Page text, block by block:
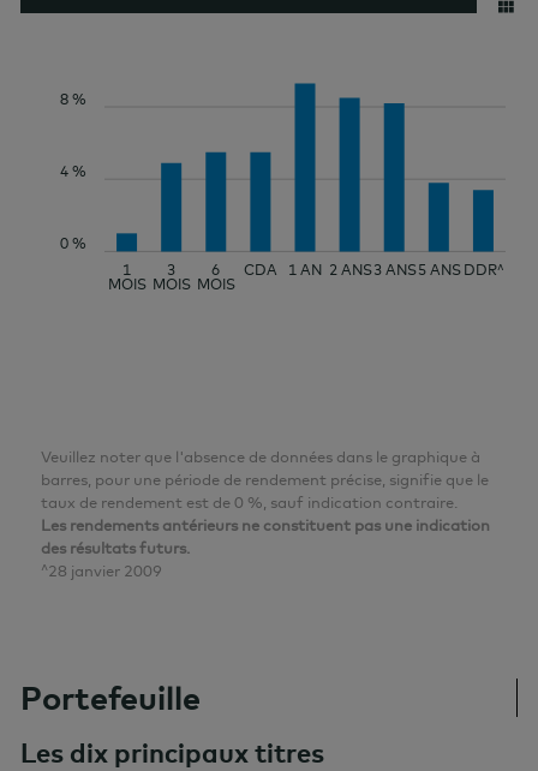
1
MOIS
3
MOIS
6
MOIS
CDA 1 AN 2 ANS3 ANS5 ANS DDR^
0 %
4 %
8 %
Veuillez noter que l'absence de données dans le graphique à
barres, pour une période de rendement précise, signifie que le
taux de rendement est de 0 %, sauf indication contraire.
Les rendements antérieurs ne constituent pas une indication
des résultats futurs.
^28 janvier 2009
Portefeuille
Les dix principaux titres